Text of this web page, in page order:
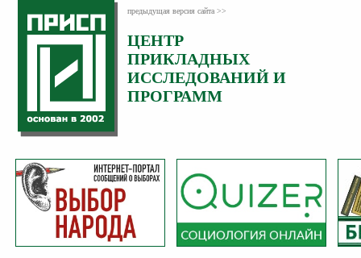
предыдущая версия сайта >>
ЦЕНТР
ПРИКЛАДНЫХ
ИССЛЕДОВАНИЙ И
ПРОГРАММ
Категория:
Комментарии